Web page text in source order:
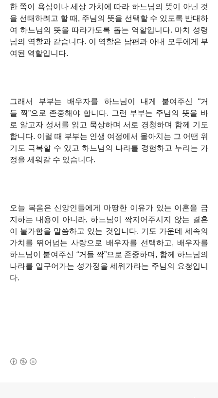
한 쪽이 욕심이나 세상 가치에 따라 하느님의 뜻이 아닌 것
을 선태하려고 할 때, 주님의 뜻을 선택할 수 있도록 반대하
여 하느님의 뜻을 따라가도록 돕는 역할입니다. 마치 성령
님의 역할과 같습니다. 이 역할은 남편과 아내 모두에게 부
여된 역할입니다.
그래서 부부는 배우자를 하느님이 내게 붙여주신 “거
들 짝”으로 존중해야 합니다. 그런 부부는 주님의 뜻을 바
로 알고자 성서를 읽고 묵상하며 서로 경청하며 함께 기도
합니다. 이럴 때 부부는 인생 여정에서 몰아치는 그 어떤 위
기도 극복할 수 있고 하느님의 나라를 경험하고 누리는 가
정을 세워갈 수 있습니다.
오늘 복음은 신앙인들에게 마땅한 이유가 있는 이혼을 금
지하는 내용이 아니라, 하느님이 짝지어주시지 않는 결혼
이 불가함을 말씀하고 있는 것입니다. 기도 가운데 세속의
가치를 뛰어넘는 사랑으로 배우자를 선택하고, 배우자를
하느님이 붙여주신 “거들 짝”으로 존중하며, 함께 하느님의
나라를 일구어가는 성가정을 세워가라는 주님의 요청입니
다.